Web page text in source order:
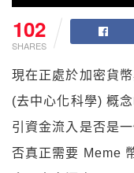
102
SHARES
現在正處於加密貨
(去中心化科學) 概
引資金流入是否是
否真正需要 Meme